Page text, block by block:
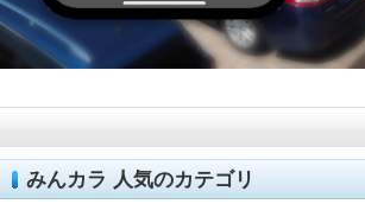
みんカラ 人気のカテゴリ